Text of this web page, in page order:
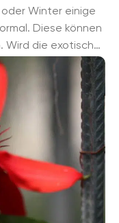
Winter einige
Diese können
Wird die exotische